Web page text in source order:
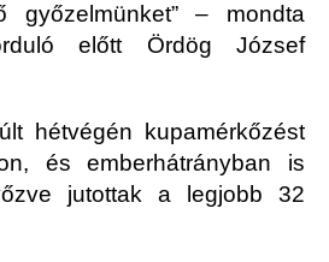
győzelmünket” – mondta
előtt Ördög József
hétvégén kupamérkőzést
és emberhátrányban is
jutottak a legjobb 32